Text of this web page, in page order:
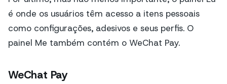
é onde os usuários têm acesso a itens pessoais
como configurações, adesivos e seus perfis. O
painel Me também contém o WeChat Pay.
WeChat Pay